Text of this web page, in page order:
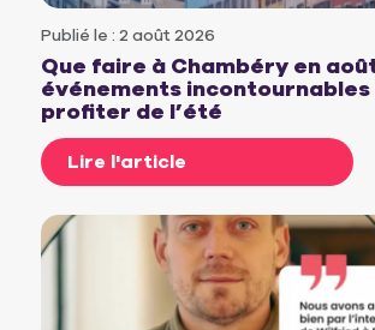
Publié le : 2 août 2026
Que faire à Chambéry en
événements incontournables
profiter de l’été
Lire l'article